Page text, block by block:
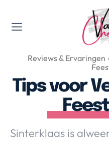
Valerie's Topics
Travel
Food
Lifestyle,
Reviews & Ervaringen
Tips voor
Sinterklaas is